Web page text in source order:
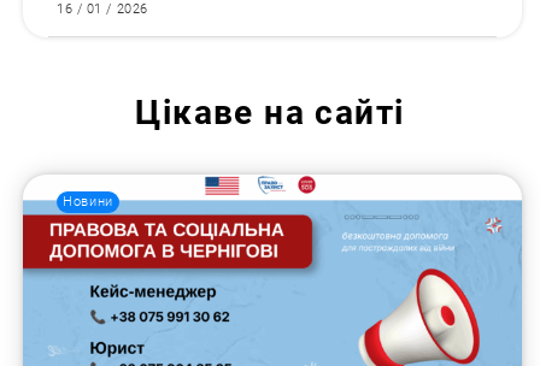
16 / 01 / 2026
Цікаве на сайті
Новини